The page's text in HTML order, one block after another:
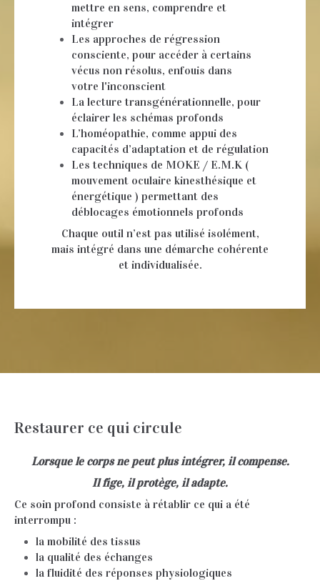
mettre en sens, comprendre et
intégrer
Les approches de régression
consciente, pour accéder à certains
vécus non résolus, enfouis dans
votre l'inconscient
La lecture transgénérationnelle, pour
éclairer les schémas profonds
L’homéopathie, comme appui des
capacités d’adaptation et de régulation
Les techniques de MOKE / E.M.K (
mouvement oculaire kinesthésique et
énergétique ) permettant des
déblocages émotionnels profonds
Chaque outil n’est pas utilisé isolément,
mais intégré dans une démarche cohérente
et individualisée.
Restaurer ce qui circule
Lorsque le corps ne peut plus intégrer, il compense.
Il fige, il protège, il adapte.
Ce soin profond consiste à rétablir ce qui a été
interrompu :
la mobilité des tissus
la qualité des échanges
la fluidité des réponses physiologiques